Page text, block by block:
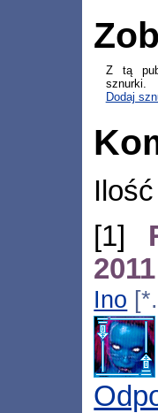
Z tą
sznurki.
Dodaj
[1]
2011
Ino